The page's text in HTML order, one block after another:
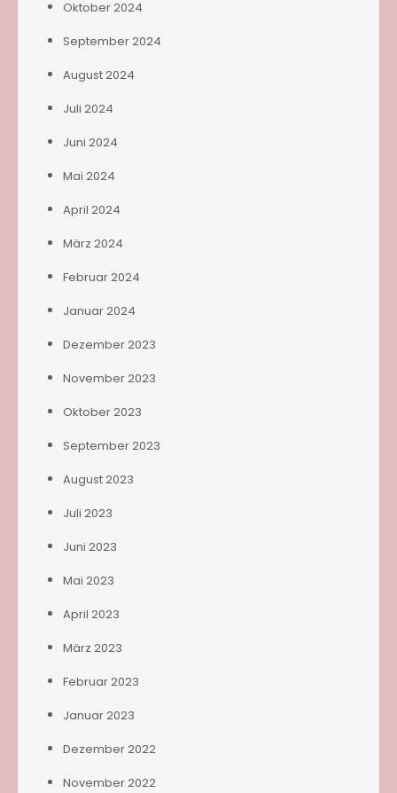
Oktober 2024
September 2024
August 2024
Juli 2024
Juni 2024
Mai 2024
April 2024
März 2024
Februar 2024
Januar 2024
Dezember 2023
November 2023
Oktober 2023
September 2023
August 2023
Juli 2023
Juni 2023
Mai 2023
April 2023
März 2023
Februar 2023
Januar 2023
Dezember 2022
November 2022